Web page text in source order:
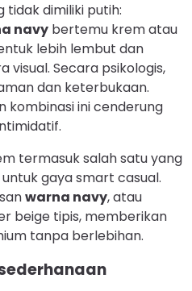
tidak dimiliki putih:
navy bertemu krem atau
lebih lembut dan
visual. Secara psikologis,
dan keterbukaan.
kombinasi ini cenderung
termasuk salah satu yang
gaya smart casual.
warna navy, atau
beige tipis, memberikan
tanpa berlebihan.